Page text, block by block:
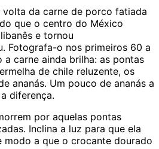
da carne de porco fatiada
que o centro do México
e tornou
Fotografa-o nos primeiros 60 a
a carne ainda brilha: as pontas
de chile reluzente, os
ananás. Um pouco de ananás a
diferença.
por aquelas pontas
Inclina a luz para que ela
modo a que o crocante dourado